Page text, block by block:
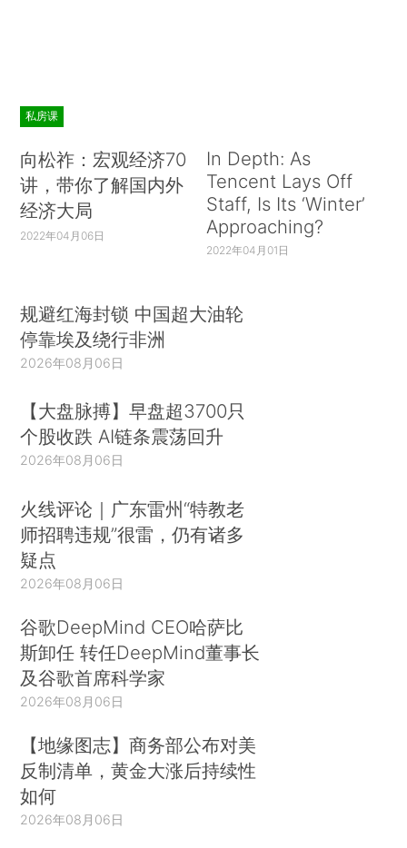
私房课
向松祚：宏观经济70
讲，带你了解国内外
经济大局
2022年04月06日
In Depth: As
Tencent Lays Off
Staff, Is Its ‘Winter’
Approaching?
2022年04月01日
规避红海封锁 中国超大油轮
停靠埃及绕行非洲
2026年08月06日
【大盘脉搏】早盘超3700只
个股收跌 AI链条震荡回升
2026年08月06日
火线评论｜广东雷州“特教老
师招聘违规”很雷，仍有诸多
疑点
2026年08月06日
谷歌DeepMind CEO哈萨比
斯卸任 转任DeepMind董事长
及谷歌首席科学家
2026年08月06日
【地缘图志】商务部公布对美
反制清单，黄金大涨后持续性
如何
2026年08月06日